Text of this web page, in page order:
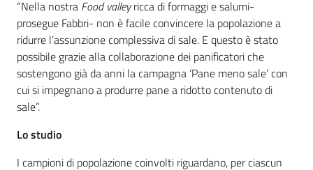
“Nella nostra Food valleyricca di formaggi e salumi-
prosegue Fabbri- non è facile convincere la popolazione a
ridurre l’assunzione complessiva di sale. E questo è stato
possibile grazie alla collaborazione dei panificatori che
sostengono già da anni la campagna ‘Pane meno sale’ con
cui si impegnano a produrre pane a ridotto contenuto di
sale”.
Lo studio
I campioni di popolazione coinvolti riguardano, per ciascun